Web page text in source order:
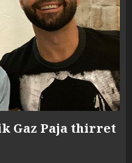
Gaz Paja thirret